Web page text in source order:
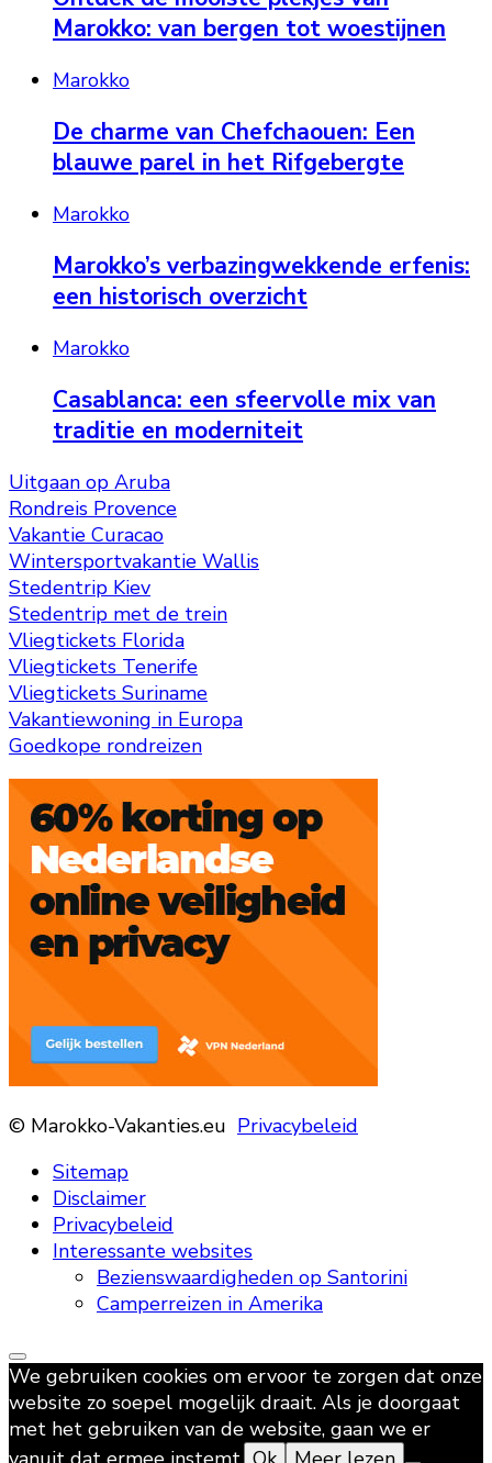
Marokko: van bergen tot woestijnen
Marokko
De charme van Chefchaouen: Een
blauwe parel in het Rifgebergte
Marokko
Marokko’s verbazingwekkende erfenis:
een historisch overzicht
Marokko
Casablanca: een sfeervolle mix van
traditie en moderniteit
Uitgaan op Aruba
Rondreis Provence
Vakantie Curacao
Wintersportvakantie Wallis
Stedentrip Kiev
Stedentrip met de trein
Vliegtickets Florida
Vliegtickets Tenerife
Vliegtickets Suriname
Vakantiewoning in Europa
Goedkope rondreizen
© Marokko-Vakanties.eu Privacybeleid
Sitemap
Disclaimer
Privacybeleid
Interessante websites
Bezienswaardigheden op Santorini
Camperreizen in Amerika
We gebruiken cookies om ervoor te zorgen dat onze
website zo soepel mogelijk draait. Als je doorgaat
met het gebruiken van de website, gaan we er